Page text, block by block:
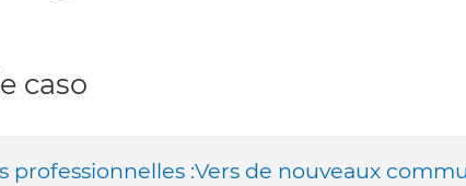
caso
professionnelles :Vers de nouveaux